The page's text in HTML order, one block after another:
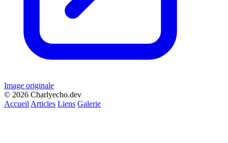
Image originale
© 2026 Charlyecho.dev
Accueil Articles Liens Galerie